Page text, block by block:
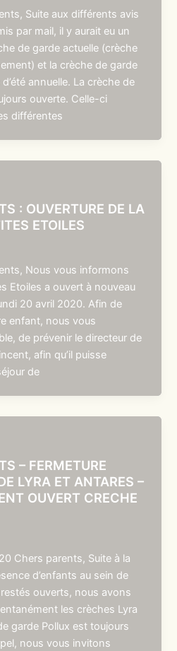
Suite aux différents avis
par mail, il y aurait eu un
de garde actuelle (crèche
et la crèche de garde
annuelle. La crèche de
ouverte. Celle-ci
différentes
: OUVERTURE DE LA
ETOILES
Nous vous informons
Etoiles a ouvert à nouveau
20 avril 2020. Afin de
enfant, nous vous
de prévenir le directeur de
afin qu’il puisse
de
– FERMETURE
LYRA ET ANTARES –
OUVERT CRECHE
Chers parents, Suite à la
d’enfants au sein de
ouverts, nous avons
les crèches Lyra
garde Pollux est toujours
nous vous invitons